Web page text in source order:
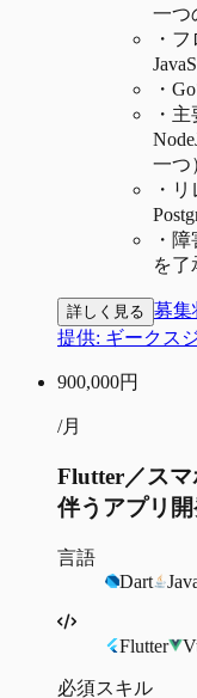
一つ
・ フ
・
・ 主
一つ
・
・ 障
を了
詳しく見る 募集
提供: ギークス
900,000円
/月
Flutter／ス
伴うアプリ
言語
Dart
Flutter
必須スキル